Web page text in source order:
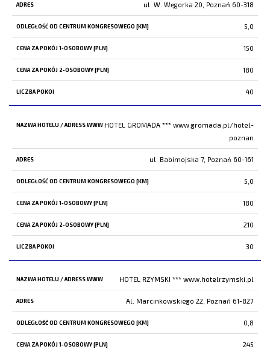
ul. W. Węgorka 20, Poznań 60-318
5,0
150
180
40
HOTEL GROMADA ***www.gromada.pl/hotel-
poznan
ul. Babimojska 7, Poznań 60-161
5,0
180
210
30
HOTEL RZYMSKI ***www.hotelrzymski.pl
Al. Marcinkowskiego 22, Poznań 61-827
0,8
245